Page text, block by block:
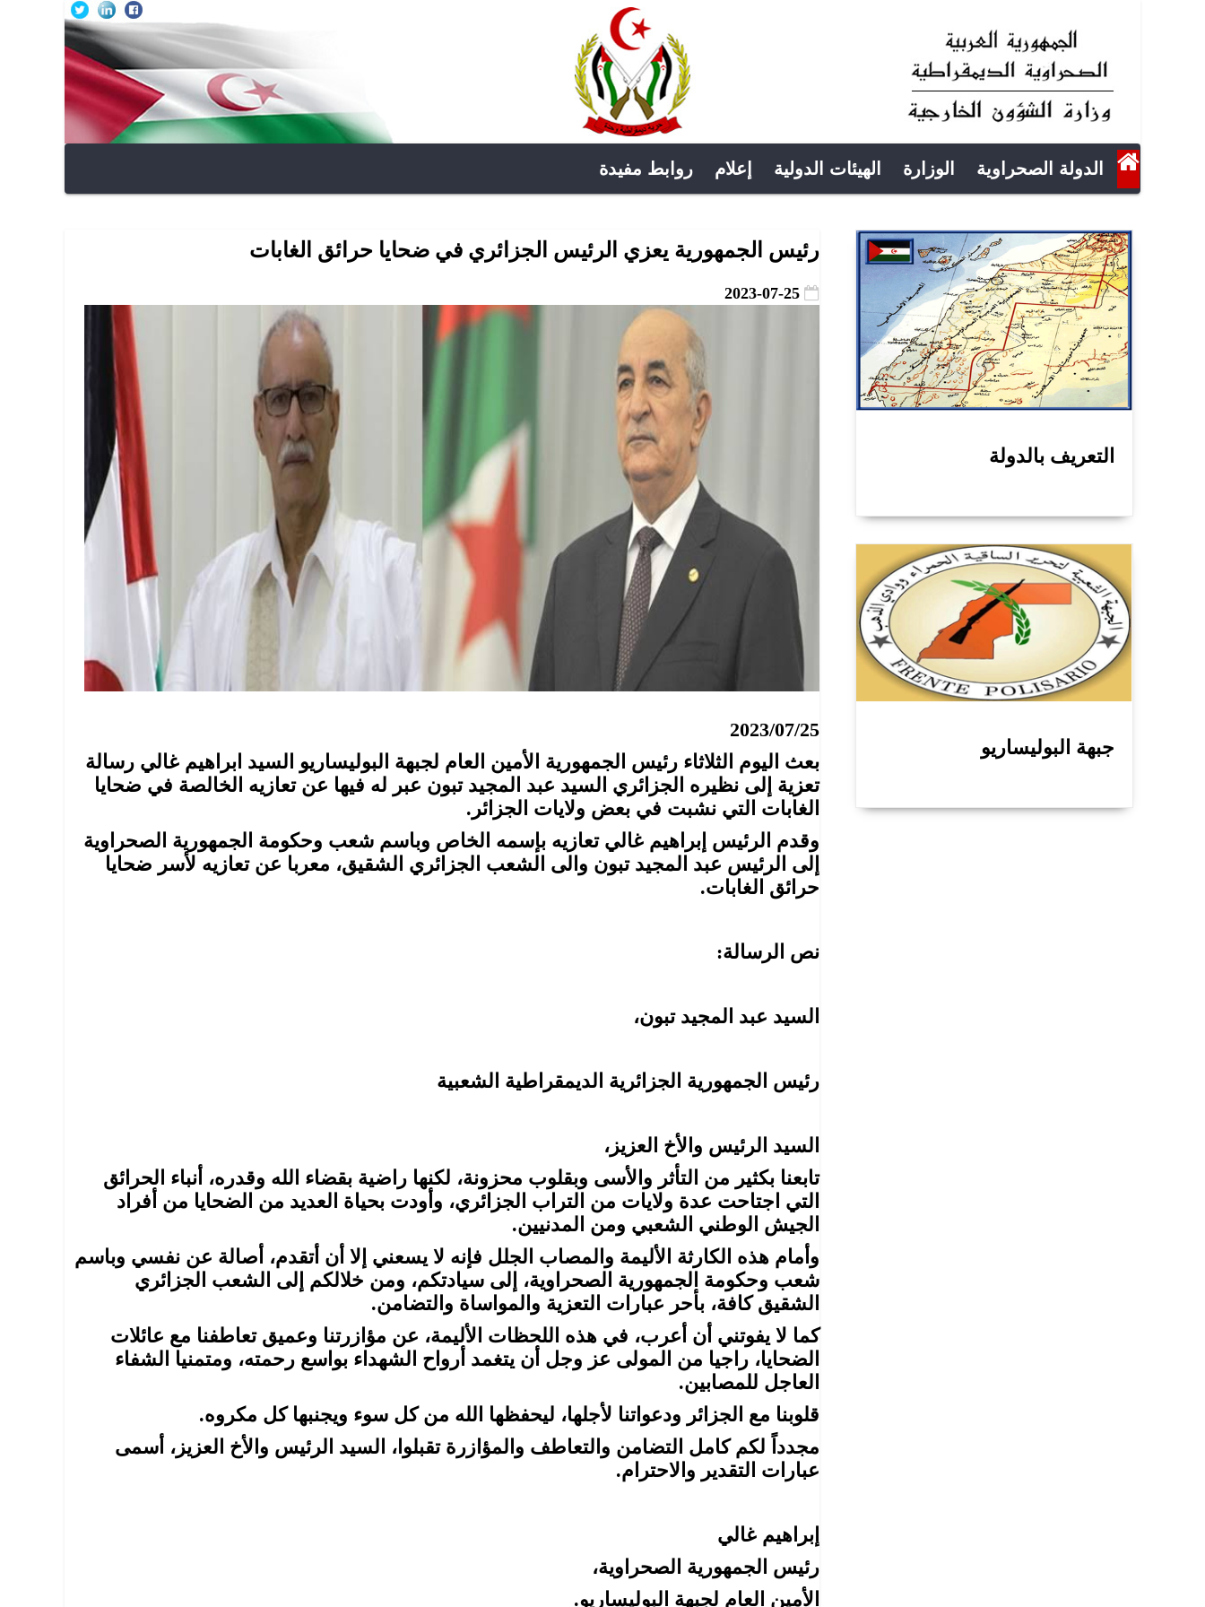
الدولة الصحراوية الوزارة الهيئات الدولية إعلام روابط مفيدة
رئيس الجمهورية يعزي الرئيس الجزائري في ضحايا حرائق الغابات
2023-07-25
2023/07/25
بعث اليوم الثلاثاء رئيس الجمهورية الأمين العام لجبهة البوليساريو السيد ابراهيم غالي رسالة
تعزية إلى نظيره الجزائري السيد عبد المجيد تبون عبر له فيها عن تعازيه الخالصة في ضحايا
الغابات التي نشبت في بعض ولايات الجزائر.
وقدم الرئيس إبراهيم غالي تعازيه بإسمه الخاص وباسم شعب وحكومة الجمهورية الصحراوية
إلى الرئيس عبد المجيد تبون والى الشعب الجزائري الشقيق، معربا عن تعازيه لأسر ضحايا
حرائق الغابات.
نص الرسالة:
السيد عبد المجيد تبون،
رئيس الجمهورية الجزائرية الديمقراطية الشعبية
السيد الرئيس والأخ العزيز،
تابعنا بكثير من التأثر والأسى وبقلوب محزونة، لكنها راضية بقضاء الله وقدره، أنباء الحرائق
التي اجتاحت عدة ولايات من التراب الجزائري، وأودت بحياة العديد من الضحايا من أفراد
الجيش الوطني الشعبي ومن المدنيين.
وأمام هذه الكارثة الأليمة والمصاب الجلل فإنه لا يسعني إلا أن أتقدم، أصالة عن نفسي وباسم
شعب وحكومة الجمهورية الصحراوية، إلى سيادتكم، ومن خلالكم إلى الشعب الجزائري
الشقيق كافة، بأحر عبارات التعزية والمواساة والتضامن.
كما لا يفوتني أن أعرب، في هذه اللحظات الأليمة، عن مؤازرتنا وعميق تعاطفنا مع عائلات
الضحايا، راجيا من المولى عز وجل أن يتغمد أرواح الشهداء بواسع رحمته، ومتمنيا الشفاء
العاجل للمصابين.
قلوبنا مع الجزائر ودعواتنا لأجلها، ليحفظها الله من كل سوء ويجنبها كل مكروه.
مجدداً لكم كامل التضامن والتعاطف والمؤازرة تقبلوا، السيد الرئيس والأخ العزيز، أسمى
عبارات التقدير والاحترام.
إبراهيم غالي
رئيس الجمهورية الصحراوية،
الأمين العام لجبهة البوليساريو.
التعريف بالدولة
جبهة البوليساريو